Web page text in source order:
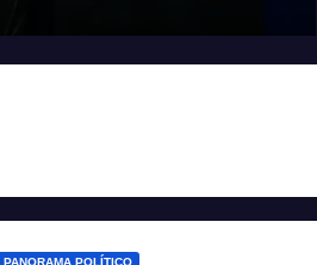
PANORAMA POLÍTICO